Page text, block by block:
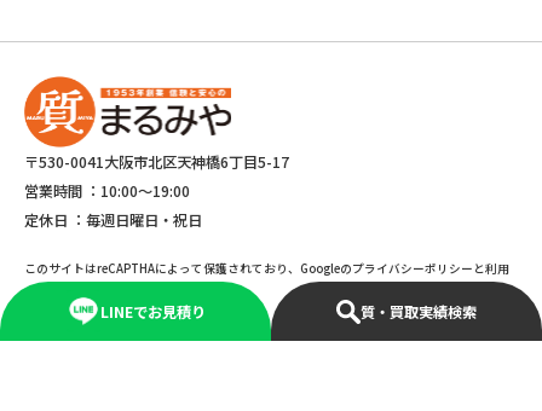
LINEでお見積り 質・買取実績検索
〒530-0041大阪市北区天神橋6丁目5-17
営業時間 ： 10:00～19:00
定休日 ： 毎週日曜日・祝日
このサイトはreCAPTHAによって保護されており、Googleのプライバシーポリシーと利用
規約が適応されます。